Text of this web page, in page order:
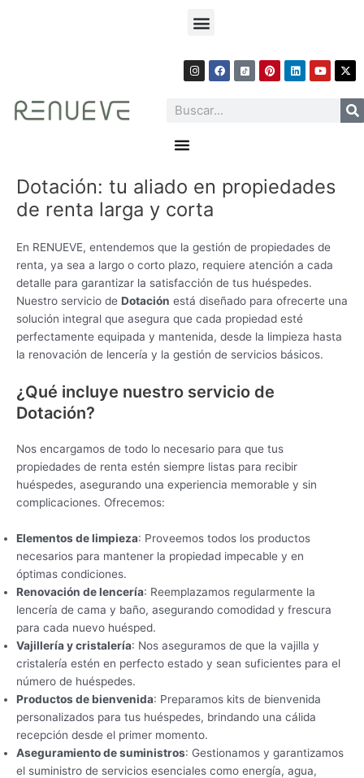
Menu
I
n
s
a
g
F
a
c
o
P
i
n
L
i
n
Y
o
u
X
-
t
w
i
t
Search
Menu
Dotación: tu aliado en propiedades
de renta larga y corta
En RENUEVE, entendemos que la gestión de propiedades de
renta, ya sea a largo o corto plazo, requiere atención a cada
detalle para garantizar la satisfacción de tus huéspedes.
Nuestro servicio de Dotación está diseñado para ofrecerte una
solución integral que asegura que cada propiedad esté
perfectamente equipada y mantenida, desde la limpieza hasta
la renovación de lencería y la gestión de servicios básicos.
¿Qué incluye nuestro servicio de
Dotación?
Nos encargamos de todo lo necesario para que tus
propiedades de renta estén siempre listas para recibir
huéspedes, asegurando una experiencia memorable y sin
complicaciones. Ofrecemos:
Elementos de limpieza: Proveemos todos los productos
necesarios para mantener la propiedad impecable y en
óptimas condiciones.
Renovación de lencería: Reemplazamos regularmente la
lencería de cama y baño, asegurando comodidad y frescura
para cada nuevo huésped.
Vajillería y cristalería: Nos aseguramos de que la vajilla y
cristalería estén en perfecto estado y sean suficientes para el
número de huéspedes.
Productos de bienvenida: Preparamos kits de bienvenida
personalizados para tus huéspedes, brindando una cálida
recepción desde el primer momento.
Aseguramiento de suministros: Gestionamos y garantizamos
el suministro de servicios esenciales como energía, agua,